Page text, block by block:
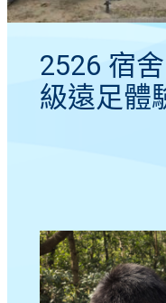
2526 宿
級遠足體